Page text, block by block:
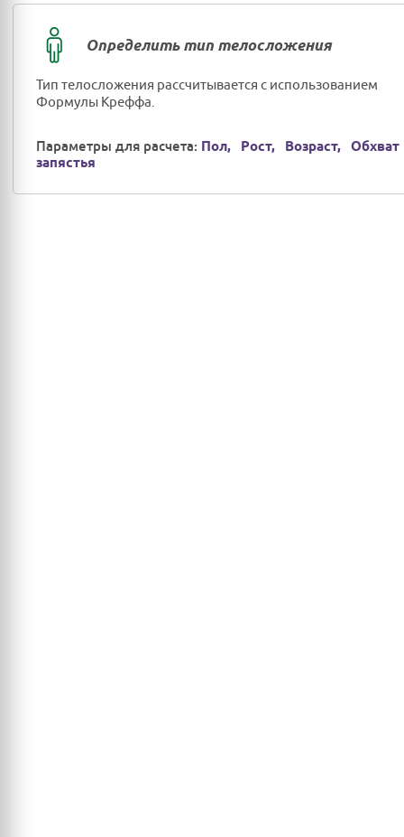
Определить тип телосложения
Тип телосложения рассчитывается с использованием
Формулы Креффа.
Параметры для расчета: Пол, Рост, Возраст,
Обхват
запястья